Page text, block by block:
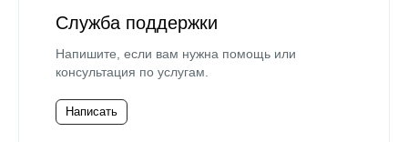
Служба поддержки
Напишите, если вам нужна помощь или
консультация по услугам.
Написать